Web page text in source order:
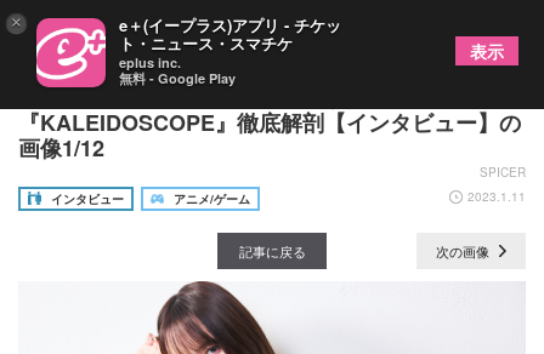
これまでの藍井エイルをぶっ壊す！5thアルバム
『KALEIDOSCOPE』徹底解剖【インタビュー】の
画像1/12
SPICER
インタビュー
アニメ/ゲーム 2023.1.11
記事に戻る 次の画像
× e＋(イープラス)アプリ - チケッ
ト・ニュース・スマチケ
eplus inc.
無料 - Google Play
表示